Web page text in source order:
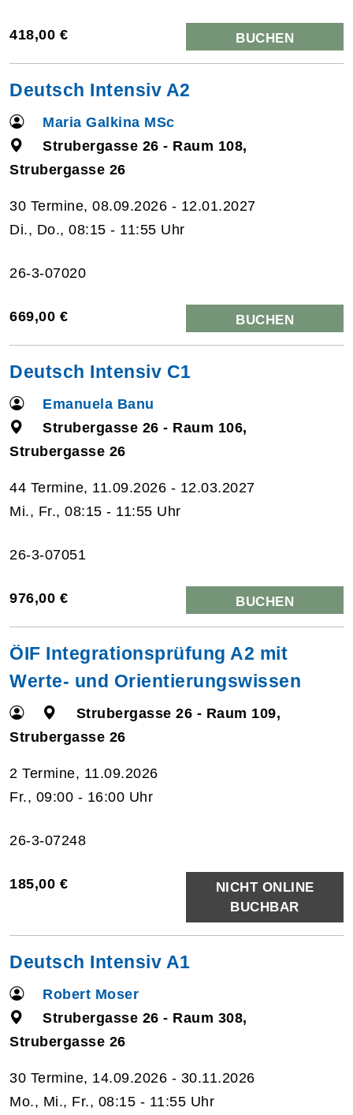
418,00 € BUCHEN
Deutsch Intensiv A2
Maria Galkina MSc
Strubergasse 26 - Raum 108,
Strubergasse 26
30 Termine, 08.09.2026 - 12.01.2027
Di., Do., 08:15 - 11:55 Uhr
26-3-07020
669,00 € BUCHEN
Deutsch Intensiv C1
Emanuela Banu
Strubergasse 26 - Raum 106,
Strubergasse 26
44 Termine, 11.09.2026 - 12.03.2027
Mi., Fr., 08:15 - 11:55 Uhr
26-3-07051
976,00 € BUCHEN
ÖIF Integrationsprüfung A2 mit
Werte- und Orientierungswissen
Strubergasse 26 - Raum 109,
Strubergasse 26
2 Termine, 11.09.2026
Fr., 09:00 - 16:00 Uhr
26-3-07248
185,00 €
NICHT ONLINE
BUCHBAR
Deutsch Intensiv A1
Robert Moser
Strubergasse 26 - Raum 308,
Strubergasse 26
30 Termine, 14.09.2026 - 30.11.2026
Mo., Mi., Fr., 08:15 - 11:55 Uhr